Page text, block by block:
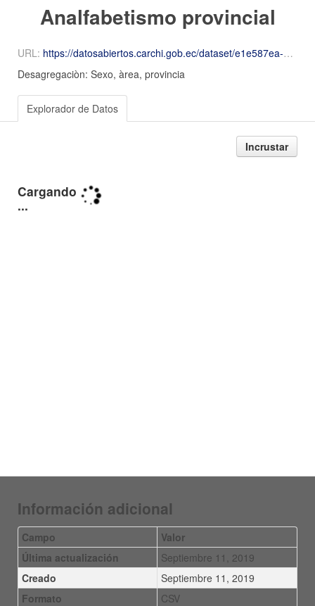
Analfabetismo provincial
URL: https://datosabiertos.carchi.gob.ec/dataset/e1e587ea-be59-47f7-9269-c27490087b64/resource/1cdc0d8f-1c95-42fd-b8dd-25713b04f280/download/Tasa-de-Analfabetismo-provincial.csv
Desagregaciòn: Sexo, àrea, provincia
Explorador de Datos
Incrustar
Información adicional
Campo
Valor
Última actualización
Septiembre 11, 2019
Creado
Septiembre 11, 2019
Formato
CSV